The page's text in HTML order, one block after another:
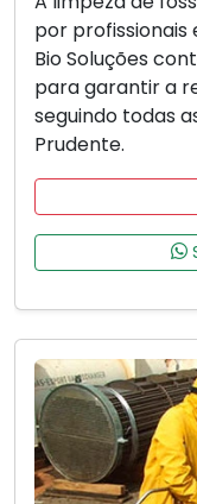
por profissionais
Bio Soluções
para garantir a
seguindo todas
Prudente.